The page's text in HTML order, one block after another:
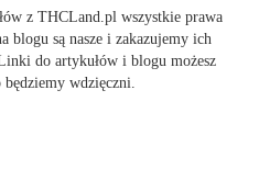
z THCLand.pl wszystkie prawa
blogu są nasze i zakazujemy ich
do artykułów i blogu możesz
wdzięczni.